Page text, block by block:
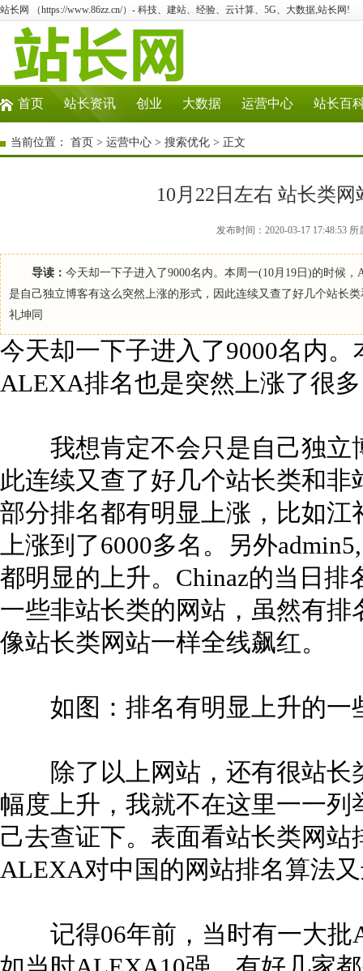
站长网 （https://www.86zz.cn/）- 科技、建站、经验、云计算、5G、大数据,站长网!
首页 站长资讯 创业 大数据 运营中心 站长百
当前位置： 首页 > 运营中心 > 搜索优化 > 正文
10月22日左右 站长类
发布时间：2020-03-17 17:48:53
导读： 今天却一下子进入了9000名内。本周一(10月19日)的时候
是自己独立博客有这么突然上涨的形式，因此连续又查了好几个站长
礼坤同
今天却一下子进入了9000名内
ALEXA排名也是突然上涨了很
我想肯定不会只是自己独立
此连续又查了好几个站长类和
部分排名都有明显上涨，比如江
上涨到了6000多名。另外
都明显的上升。Chinaz的当日
一些非站长类的网站，虽然有
像站长类网站一样全线飙红。
如图：排名有明显上升的一
除了以上网站，还有很站长
幅度上升，我就不在这里一一
己去查证下。表面看站长类网
ALEXA对中国的网站排名算法
记得06年前，当时有一大批